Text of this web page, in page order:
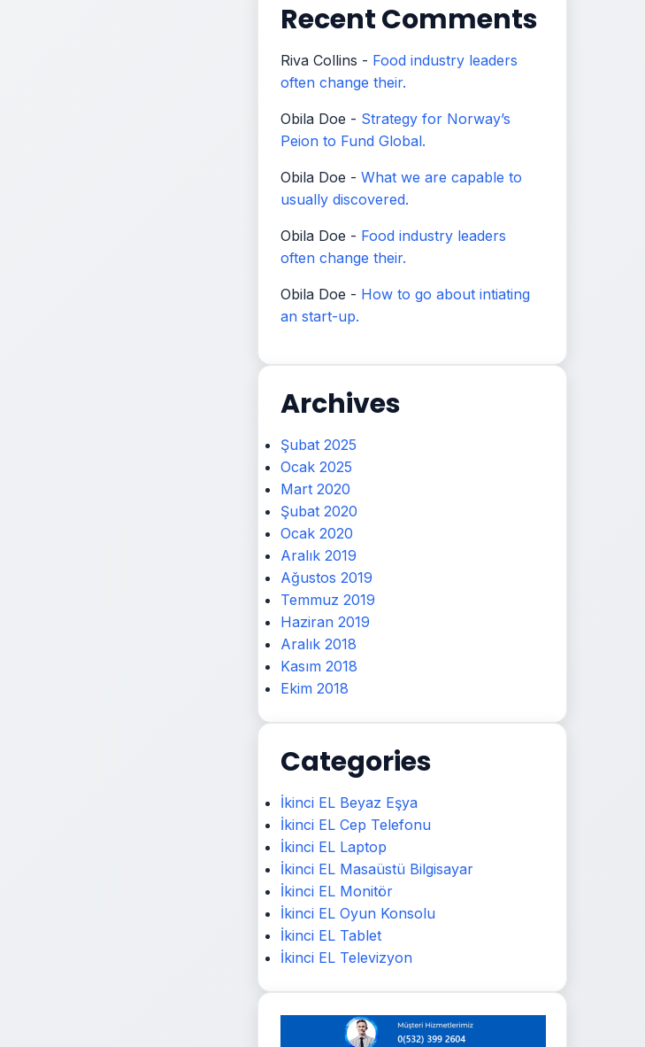
Recent Comments
Riva Collins - Food industry leaders
often change their.
Obila Doe - Strategy for Norway’s
Peion to Fund Global.
Obila Doe - What we are capable to
usually discovered.
Obila Doe - Food industry leaders
often change their.
Obila Doe - How to go about intiating
an start-up.
Archives
Şubat 2025
Ocak 2025
Mart 2020
Şubat 2020
Ocak 2020
Aralık 2019
Ağustos 2019
Temmuz 2019
Haziran 2019
Aralık 2018
Kasım 2018
Ekim 2018
Categories
İkinci EL Beyaz Eşya
İkinci EL Cep Telefonu
İkinci EL Laptop
İkinci EL Masaüstü Bilgisayar
İkinci EL Monitör
İkinci EL Oyun Konsolu
İkinci EL Tablet
İkinci EL Televizyon